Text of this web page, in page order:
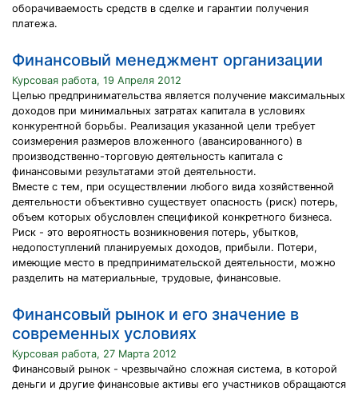
оборачиваемость средств в сделке и гарантии получения
платежа.
Финансовый менеджмент организации
Курсовая работа, 19 Апреля 2012
Целью предпринимательства является получение максимальных
доходов при минимальных затратах капитала в условиях
конкурентной борьбы. Реализация указанной цели требует
соизмерения размеров вложенного (авансированного) в
производственно-торговую деятельность капитала с
финансовыми результатами этой деятельности.
Вместе с тем, при осуществлении любого вида хозяйственной
деятельности объективно существует опасность (риск) потерь,
объем которых обусловлен спецификой конкретного бизнеса.
Риск - это вероятность возникновения потерь, убытков,
недопоступлений планируемых доходов, прибыли. Потери,
имеющие место в предпринимательской деятельности, можно
разделить на материальные, трудовые, финансовые.
Финансовый рынок и его значение в
современных условиях
Курсовая работа, 27 Марта 2012
Финансовый рынок - чрезвычайно сложная система, в которой
деньги и другие финансовые активы его участников обращаются